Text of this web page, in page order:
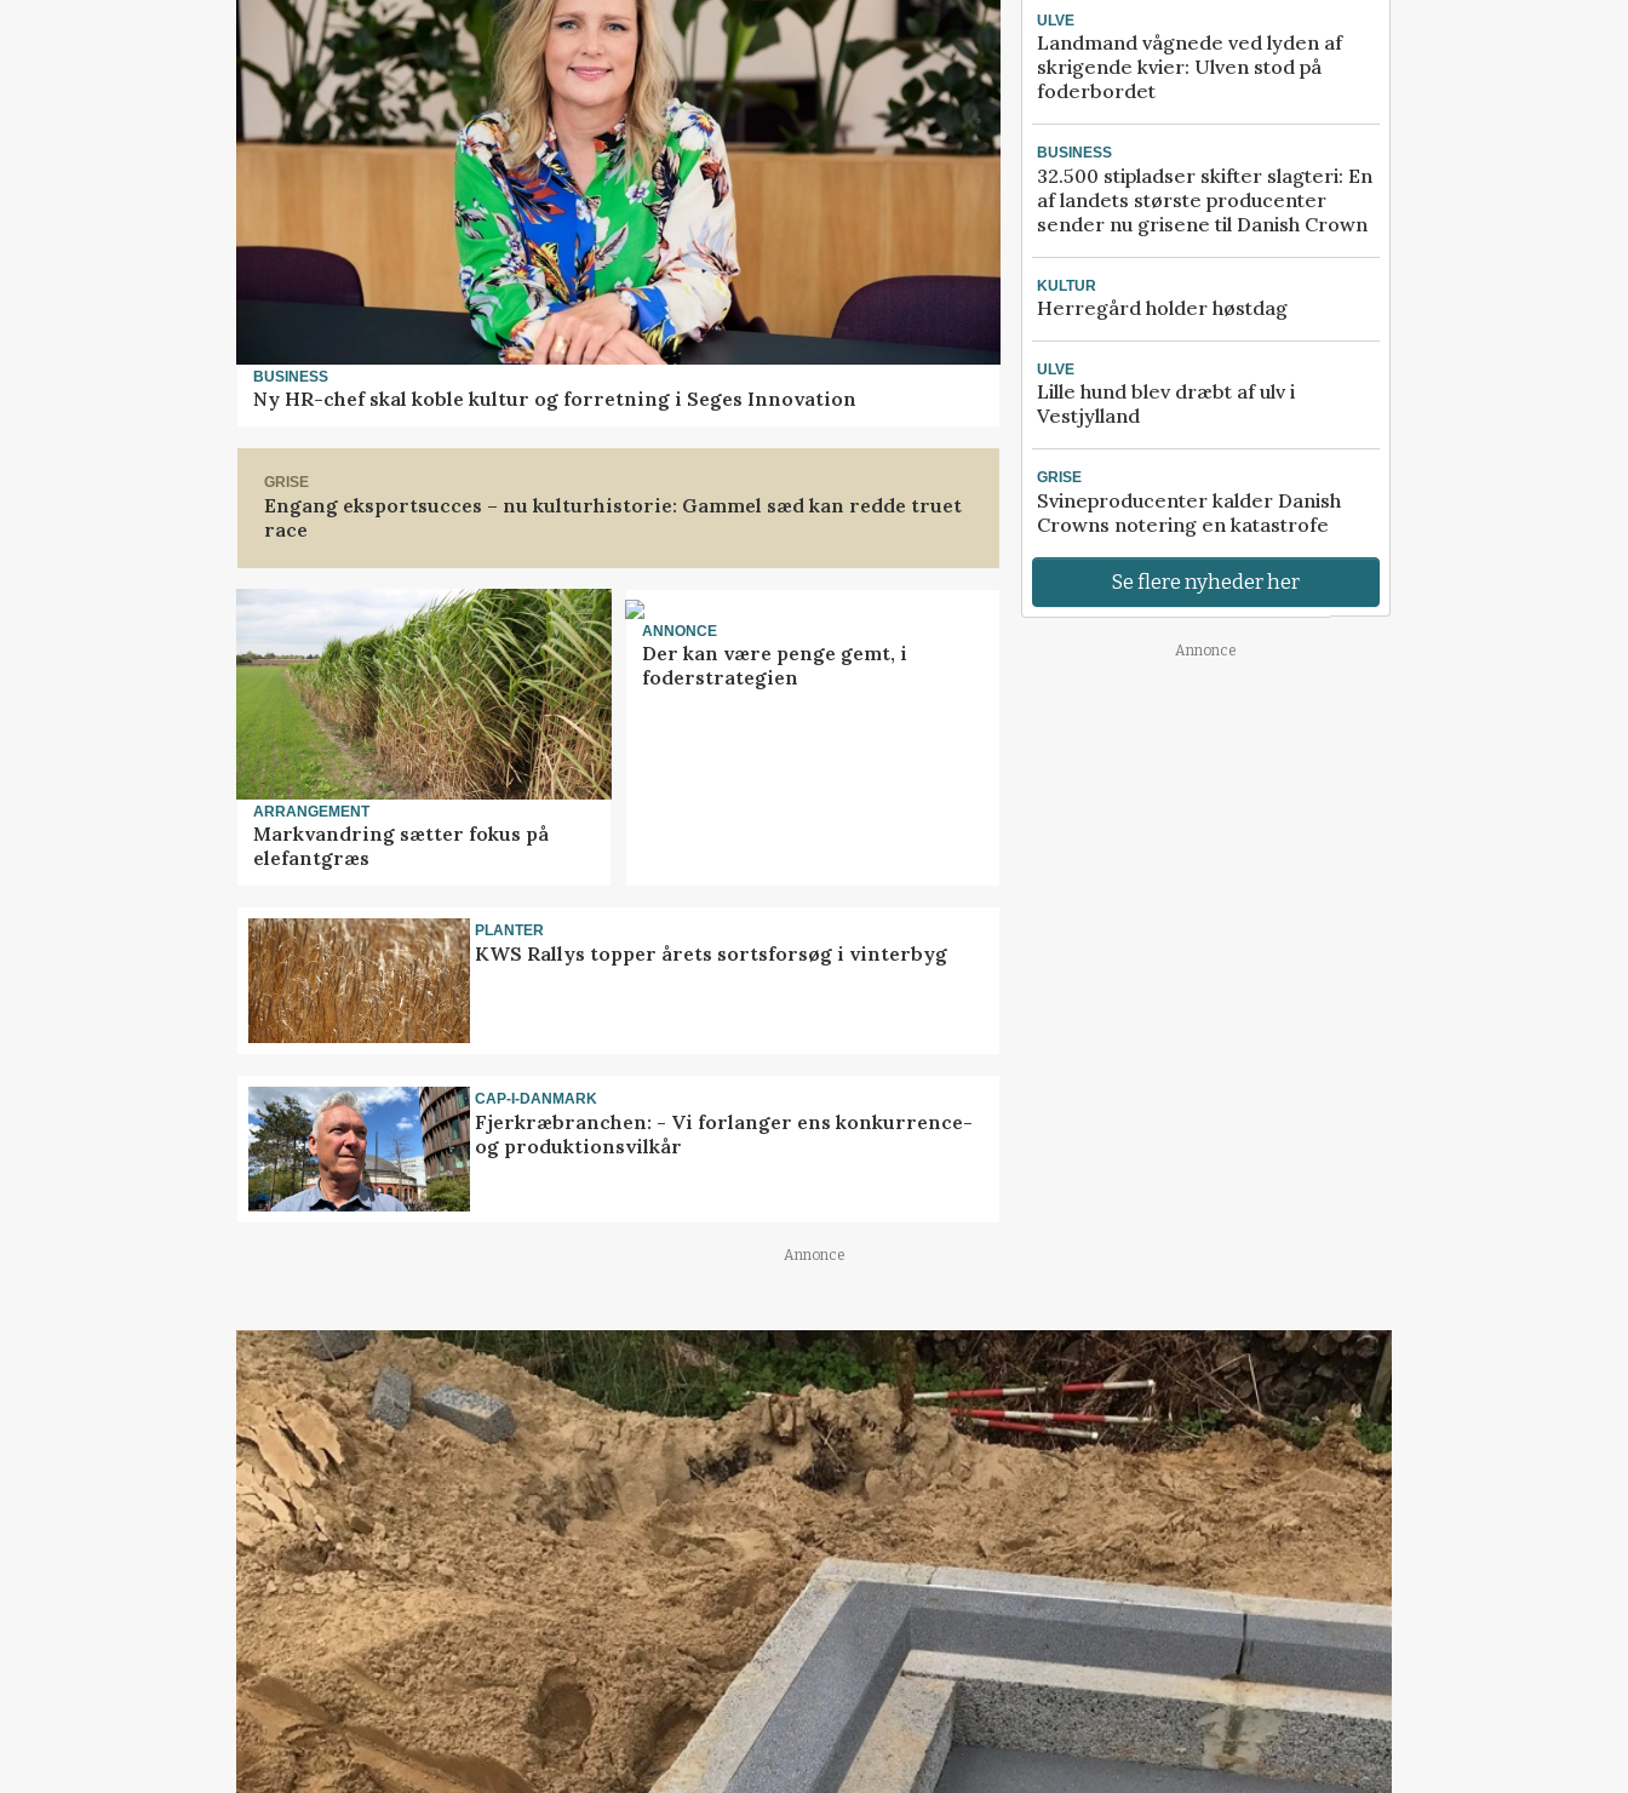
BUSINESS
Ny HR-chef skal koble kultur og forretning i Seges Innovation
GRISE
Engang eksportsucces – nu kulturhistorie: Gammel sæd kan redde truet
race
ARRANGEMENT
Markvandring sætter fokus på
elefantgræs
ANNONCE
Der kan være penge gemt, i
foderstrategien
PLANTER
KWS Rallys topper årets sortsforsøg i vinterbyg
CAP-I-DANMARK
Fjerkræbranchen: - Vi forlanger ens konkurrence-
og produktionsvilkår
ULVE
Landmand vågnede ved lyden af
skrigende kvier: Ulven stod på
foderbordet
BUSINESS
32.500 stipladser skifter slagteri: En
af landets største producenter
sender nu grisene til Danish Crown
KULTUR
Herregård holder høstdag
ULVE
Lille hund blev dræbt af ulv i
Vestjylland
GRISE
Svineproducenter kalder Danish
Crowns notering en katastrofe
Se flere nyheder her
Annonce
Annonce